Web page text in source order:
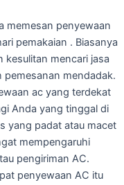
memesan penyewaan
pemakaian . Biasanya
kesulitan mencari jasa
pemesanan mendadak.
ac yang terdekat
Anda yang tinggal di
yang padat atau macet
mempengaruhi
pengiriman AC.
penyewaan AC itu